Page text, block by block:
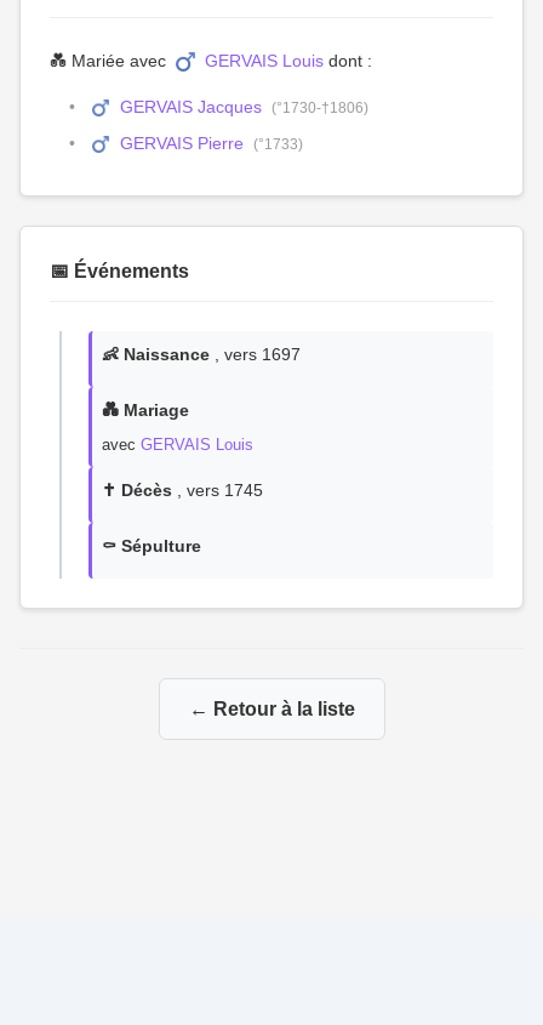
💑 Mariée avec GERVAIS Louis dont :
GERVAIS Jacques (°1730-†1806)
GERVAIS Pierre (°1733)
📅 Événements
👶 Naissance , vers 1697
💑 Mariage
avec GERVAIS Louis
✝️ Décès , vers 1745
⚰️ Sépulture
← Retour à la liste